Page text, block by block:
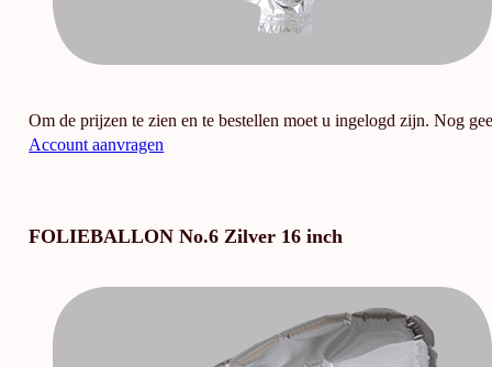
Om de prijzen te zien en te bestellen moet u ingelogd zijn. Nog
Account aanvragen
FOLIEBALLON No.6 Zilver 16 inch